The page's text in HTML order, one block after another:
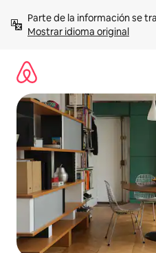
contenidoMostrar idioma original